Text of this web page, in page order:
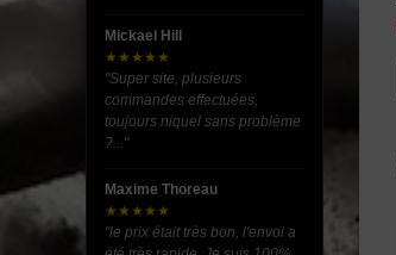
Mickael Hill
★★★★★
"Super site, plusieurs
commandes effectuées,
toujours niquel sans problème
?..."
Maxime Thoreau
★★★★★
"le prix était très bon, l'envoi a